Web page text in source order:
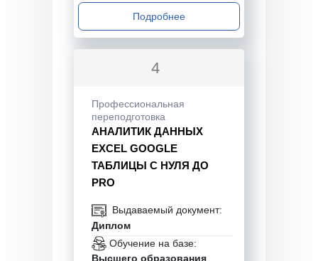
Подробнее
4
Профессиональная
переподготовка
АНАЛИТИК ДАННЫХ
EXCEL GOOGLE
ТАБЛИЦЫ С НУЛЯ ДО
PRO
Выдаваемый документ:
Диплом
Обучение на базе:
Высшего образования